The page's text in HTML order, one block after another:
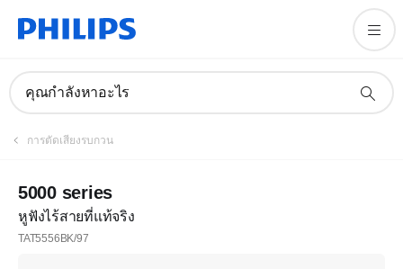
คุณกำลังหาอะไร
การตัดเสียงรบกวน
5000 series
หูฟังไร้สายที่แท้จริง
TAT5556BK/97